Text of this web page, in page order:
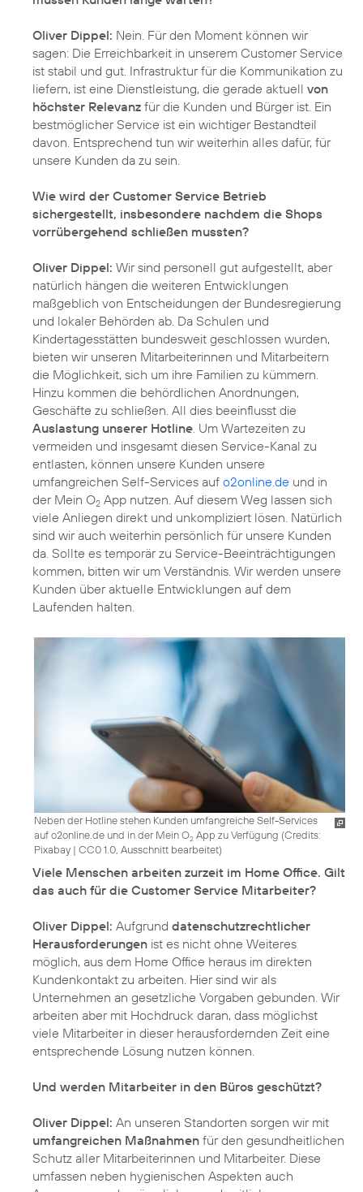
Oliver Dippel: Nein. Für den Moment können wir
sagen: Die Erreichbarkeit in unserem Customer Service
ist stabil und gut. Infrastruktur für die Kommunikation zu
liefern, ist eine Dienstleistung, die gerade aktuell von
höchster Relevanz für die Kunden und Bürger ist. Ein
bestmöglicher Service ist ein wichtiger Bestandteil
davon. Entsprechend tun wir weiterhin alles dafür, für
unsere Kunden da zu sein.
Wie wird der Customer Service Betrieb
sichergestellt, insbesondere nachdem die Shops
vorrübergehend schließen mussten?
Oliver Dippel: Wir sind personell gut aufgestellt, aber
natürlich hängen die weiteren Entwicklungen
maßgeblich von Entscheidungen der Bundesregierung
und lokaler Behörden ab. Da Schulen und
Kindertagesstätten bundesweit geschlossen wurden,
bieten wir unseren Mitarbeiterinnen und Mitarbeitern
die Möglichkeit, sich um ihre Familien zu kümmern.
Hinzu kommen die behördlichen Anordnungen,
Geschäfte zu schließen. All dies beeinflusst die
Auslastung unserer Hotline . Um Wartezeiten zu
vermeiden und insgesamt diesen Service-Kanal zu
entlasten, können unsere Kunden unsere
umfangreichen Self-Services auf o2online.de und in
der Mein O2 App nutzen. Auf diesem Weg lassen sich
viele Anliegen direkt und unkompliziert lösen. Natürlich
sind wir auch weiterhin persönlich für unsere Kunden
da. Sollte es temporär zu Service-Beeinträchtigungen
kommen, bitten wir um Verständnis. Wir werden unsere
Kunden über aktuelle Entwicklungen auf dem
Laufenden halten.
Neben der Hotline stehen Kunden umfangreiche Self-Services
auf o2online.de und in der Mein O2 App zu Verfügung (Credits:
Pixabay | CC0 1.0, Ausschnitt bearbeitet)
Viele Menschen arbeiten zurzeit im Home Office. Gilt
das auch für die Customer Service Mitarbeiter?
Oliver Dippel: Aufgrund datenschutzrechtlicher
Herausforderungen ist es nicht ohne Weiteres
möglich, aus dem Home Office heraus im direkten
Kundenkontakt zu arbeiten. Hier sind wir als
Unternehmen an gesetzliche Vorgaben gebunden. Wir
arbeiten aber mit Hochdruck daran, dass möglichst
viele Mitarbeiter in dieser herausfordernden Zeit eine
entsprechende Lösung nutzen können.
Und werden Mitarbeiter in den Büros geschützt?
Oliver Dippel: An unseren Standorten sorgen wir mit
umfangreichen Maßnahmen für den gesundheitlichen
Schutz aller Mitarbeiterinnen und Mitarbeiter. Diese
umfassen neben hygienischen Aspekten auch